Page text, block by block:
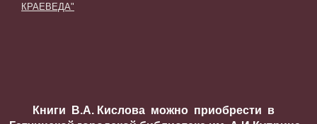
КРАЕВЕДА"
Книги В.А. Кислова можно приобрести в